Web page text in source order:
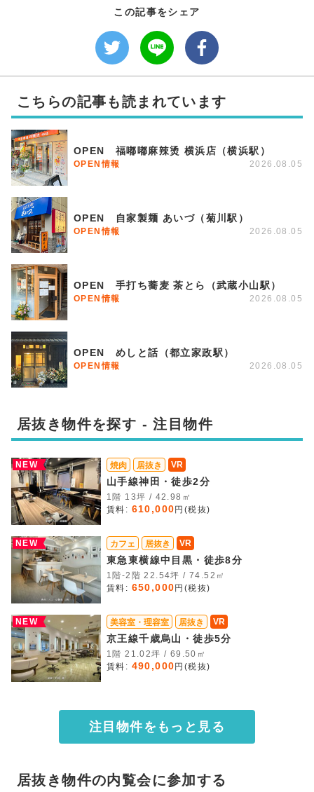
この記事をシェア
こちらの記事も読まれています
OPEN 福嘟嘟麻辣烫 横浜店（横浜駅）
OPEN情報 2026.08.05
OPEN 自家製麺 あいづ（菊川駅）
OPEN情報 2026.08.05
OPEN 手打ち蕎麦 茶とら（武蔵小山駅）
OPEN情報 2026.08.05
OPEN めしと話（都立家政駅）
OPEN情報 2026.08.05
居抜き物件を探す - 注目物件
NEW 焼肉 居抜き VR
山手線神田・徒歩2分
1階 13坪 / 42.98㎡
賃料: 610,000 円(税抜)
NEW カフェ 居抜き VR
東急東横線中目黒・徒歩8分
1階-2階 22.54坪 / 74.52㎡
賃料: 650,000 円(税抜)
NEW 美容室・理容室 居抜き VR
京王線千歳烏山・徒歩5分
1階 21.02坪 / 69.50㎡
賃料: 490,000 円(税抜)
注目物件をもっと見る
居抜き物件の内覧会に参加する